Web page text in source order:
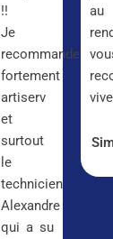
!!
Je
recommande
fortement
artiserv
et
surtout
le
technicien
Alexandre
qui a su
au